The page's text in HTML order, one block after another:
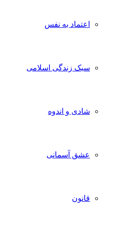
اعتماد به نفس
سبک زندگی اسلامی
شادی و اندوه
عشق آسمانی
قانون